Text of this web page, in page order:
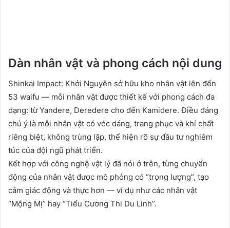
Dàn nhân vật và phong cách nội dung
Shinkai Impact: Khởi Nguyên sở hữu kho nhân vật lên đến
53 waifu — mỗi nhân vật được thiết kế với phong cách đa
dạng: từ Yandere, Deredere cho đến Kamidere. Điều đáng
chú ý là mỗi nhân vật có vóc dáng, trang phục và khí chất
riêng biệt, không trùng lặp, thể hiện rõ sự đầu tư nghiêm
túc của đội ngũ phát triển.
Kết hợp với công nghệ vật lý đã nói ở trên, từng chuyển
động của nhân vật được mô phỏng có “trọng lượng”, tạo
cảm giác động và thực hơn — ví dụ như các nhân vật
“Mộng Mị” hay “Tiểu Cương Thi Du Linh”.